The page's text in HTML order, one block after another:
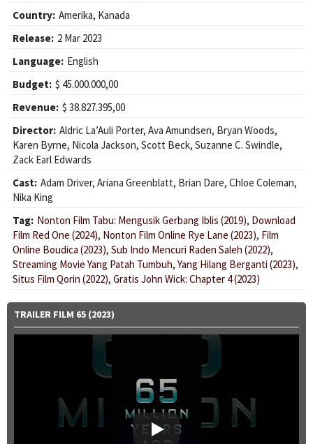
Country: Amerika, Kanada
Release: 2 Mar 2023
Language: English
Budget: $ 45.000.000,00
Revenue: $ 38.827.395,00
Director: Aldric La’Auli Porter, Ava Amundsen, Bryan Woods,
Karen Byrne, Nicola Jackson, Scott Beck, Suzanne C. Swindle,
Zack Earl Edwards
Cast: Adam Driver, Ariana Greenblatt, Brian Dare, Chloe Coleman,
Nika King
Tag: Nonton Film Tabu: Mengusik Gerbang Iblis (2019), Download
Film Red One (2024), Nonton Film Online Rye Lane (2023), Film
Online Boudica (2023), Sub Indo Mencuri Raden Saleh (2022),
Streaming Movie Yang Patah Tumbuh, Yang Hilang Berganti (2023),
Situs Film Qorin (2022), Gratis John Wick: Chapter 4 (2023)
TRAILER FILM 65 (2023)